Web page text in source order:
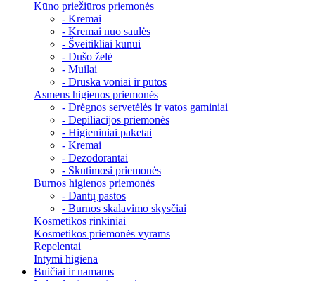
Kūno priežiūros priemonės
- Kremai
- Kremai nuo saulės
- Šveitikliai kūnui
- Dušo želė
- Muilai
- Druska voniai ir putos
Asmens higienos priemonės
- Drėgnos servetėlės ir vatos gaminiai
- Depiliacijos priemonės
- Higieniniai paketai
- Kremai
- Dezodorantai
- Skutimosi priemonės
Burnos higienos priemonės
- Dantų pastos
- Burnos skalavimo skysčiai
Kosmetikos rinkiniai
Kosmetikos priemonės vyrams
Repelentai
Intymi higiena
Buičiai ir namams